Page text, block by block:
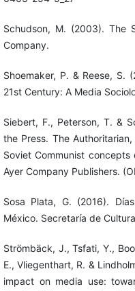
Schudson, M. (2003). The
Company.
Shoemaker, P. & Reese, S.
21st Century: A Media
Siebert, F., Peterson, T. &
the Press. The
Soviet Communist
Ayer Company Publishers.
Sosa Plata, G. (2016).
México. Secretaría de
Strömbäck, J., Tsfati, Y.,
E., Vliegenthart, R. &
impact on media use: